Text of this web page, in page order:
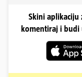
Skini aplikaciju
komentiraj i budi